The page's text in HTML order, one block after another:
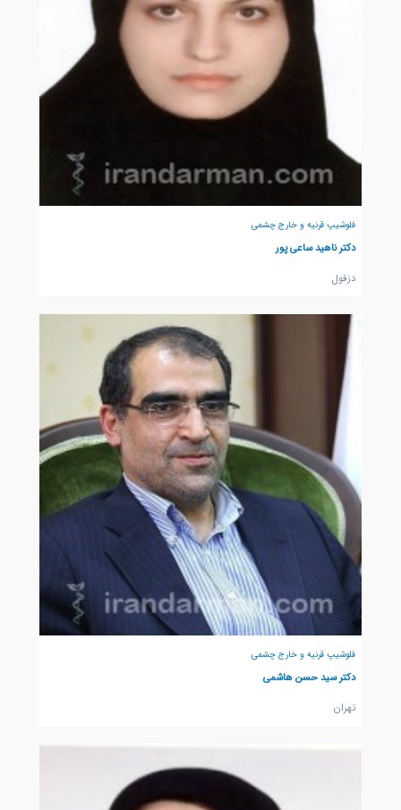
فلوشیپ قرنیه و خارج چشمی
دکتر ناهید ساعی پور
دزفول
فلوشیپ قرنیه و خارج چشمی
دکتر سید حسن هاشمی
تهران